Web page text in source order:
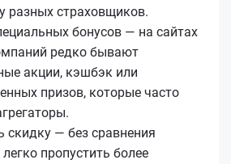
разных страховщиков.
бонусов — на сайтах
редко бывают
акции, кэшбэк или
призов, которые часто
скидку — без сравнения
пропустить более